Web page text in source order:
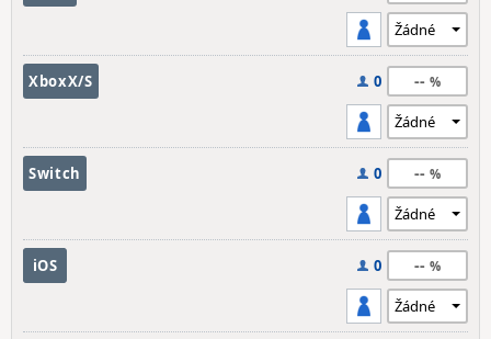
XboxX/S 0 --
Switch 0 --
iOS 0 --